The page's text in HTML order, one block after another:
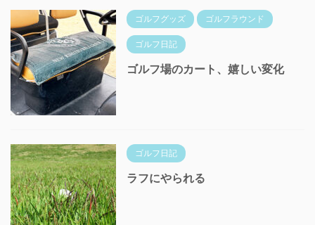
ゴルフグッズ ゴルフラウンド
ゴルフ日記
ゴルフ場のカート、嬉しい変化
ゴルフ日記
ラフにやられる